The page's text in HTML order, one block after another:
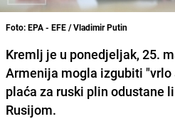
Foto: EPA - EFE / Vladimir Putin
Kremlj je u ponedjeljak, 25.
Armenija mogla izgubiti
plaća za ruski plin odustane
Rusijom.